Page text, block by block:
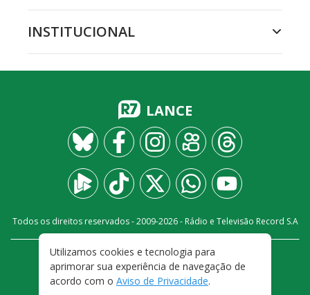
INSTITUCIONAL
LANCE
Todos os direitos reservados - 2009-2026- Rádio e Televisão Record S.A
FALE CONOSCO
PRIVACIDADE
TERMOS E CONDIÇÕES DE USO
Utilizamos cookies e tecnologia para
aprimorar sua experiência de navegação de
acordo com o Aviso de Privacidade.